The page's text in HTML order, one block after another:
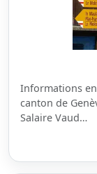
Informations
canton de
Salaire Vaud…